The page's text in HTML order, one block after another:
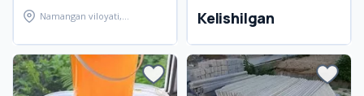
Namangan viloyati,
Kelishilgan